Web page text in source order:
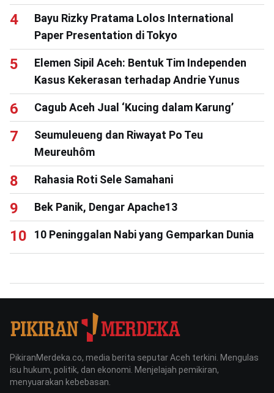
Bayu Rizky Pratama Lolos International
Paper Presentation di Tokyo
Elemen Sipil Aceh: Bentuk Tim Independen
Kasus Kekerasan terhadap Andrie Yunus
Cagub Aceh Jual ‘Kucing dalam Karung’
Seumuleueng dan Riwayat Po Teu
Meureuhôm
Rahasia Roti Sele Samahani
Bek Panik, Dengar Apache13
10 Peninggalan Nabi yang Gemparkan Dunia
PikiranMerdeka.co, media berita seputar Aceh terkini. Mengulas
isu hukum, politik, dan ekonomi. Menjelajah pemikiran,
menyuarakan kebebasan.